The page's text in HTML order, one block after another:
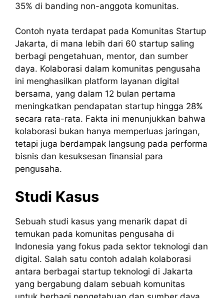
35% di banding non-anggota komunitas.
Contoh nyata terdapat pada Komunitas Startup
Jakarta, di mana lebih dari 60 startup saling
berbagi pengetahuan, mentor, dan sumber
daya. Kolaborasi dalam komunitas pengusaha
ini menghasilkan platform layanan digital
bersama, yang dalam 12 bulan pertama
meningkatkan pendapatan startup hingga 28%
secara rata-rata. Fakta ini menunjukkan bahwa
kolaborasi bukan hanya memperluas jaringan,
tetapi juga berdampak langsung pada performa
bisnis dan kesuksesan finansial para
pengusaha.
Studi Kasus
Sebuah studi kasus yang menarik dapat di
temukan pada komunitas pengusaha di
Indonesia yang fokus pada sektor teknologi dan
digital. Salah satu contoh adalah kolaborasi
antara berbagai startup teknologi di Jakarta
yang bergabung dalam sebuah komunitas